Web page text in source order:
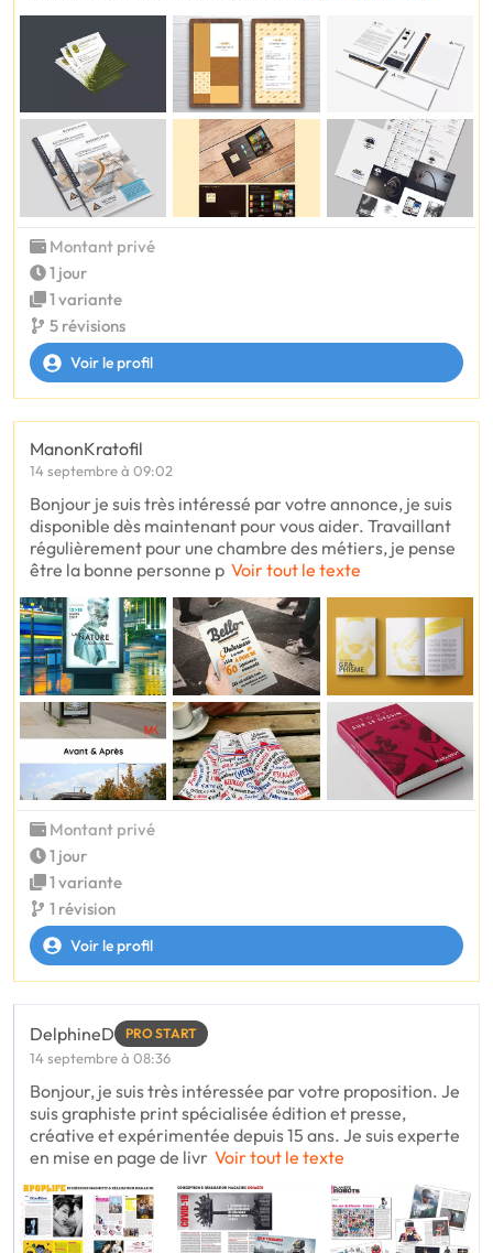
Montant privé
1 jour
1 variante
5 révisions
Voir le profil
ManonKratofil
14 septembre à 09:02
Bonjour je suis très intéressé par votre annonce, je suis
disponible dès maintenant pour vous aider. Travaillant
régulièrement pour une chambre des métiers, je pense
être la bonne personne p Voir tout le texte
Montant privé
1 jour
1 variante
1 révision
Voir le profil
DelphineD PRO START
14 septembre à 08:36
Bonjour, je suis très intéressée par votre proposition. Je
suis graphiste print spécialisée édition et presse,
créative et expérimentée depuis 15 ans. Je suis experte
en mise en page de livr Voir tout le texte